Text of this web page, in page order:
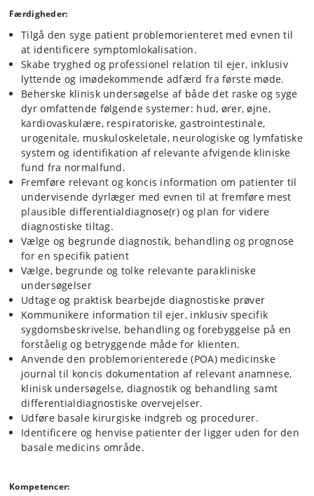
kommunikation og øvelse i hospitalets elektroniske journalsystem.
b) Klinisk praksis medicin - almen modtagelsen:Den studerende
modtager og undersøger patienterne. Under supervision og i samråd
med dyrlæge diagnosticerer og behandler den studerende medicinske
patienter med sygdomsproblemer der forekommer i almen praksis.
Studerende foretager vaccinationer, sundhedsundersøgelser og
udfylder pas og attester i samarbejde med dyrlægen. Under
supervision af enten dyrlæge eller veterinærsygeplejerske vil den
studerende trænes i udtagelse af parakliniske tests, hvor muligt,
herunder fx blodprøver, urinopsamling, øresvab, tapetests og
finnålsaspirater. De studerende har desuden i samråd med dyrlægen
kontakt med de syge dyrs ejere. Sammen med de undervisende
dyrlæger i almen medicin vil de studerende samle op på patientforløb
ved stuegange, emnegennemgange og diskussion af aktuelle
patienter.
c) Kirurgisk praksis - modtagelsen og elektive operationer:
af disse to uger vil der være en kombination af elektive operationer
samt kirurgisk modtagelse. Ved elektive operationer udfører den
studerende almen kirurgiske procedurer inklusiv tandbehandling og
elektiv kirurgi (kastrationer, sterilisationer) på hunde og katte under
tæt supervision af den undervisende dyrlæge. I kirurgisk modtagelse
kan forventes konsultationer med påkrævet almen kirurgi, f.eks. sår,
bylder, afrevet klo og kontroller efter kirurgiske procedurer
mv. Sammen med de undervisende dyrlæger i kirurgi vil de
studerende samle op på patientforløb ved stuegange,
emnegennemgange og diskussion af aktuelle patienter.
d) Casearbejde: Den studerende arbejder med medicinske og
kirurgiske eLearning cases, hvor evnen til klinisk at ræsonnere trænes,
overvejelser. De studerende vil arbejde på disse cases hjemme eller i
Færdigheder:
Tilgå den syge patient problemorienteret med evnen til
at identificere symptomlokalisation.
Skabe tryghed og professionel relation til ejer, inklusiv
lyttende og imødekommende adfærd fra første møde.
Beherske klinisk undersøgelse af både det raske og syge
dyr omfattende følgende systemer: hud, ører, øjne,
kardiovaskulære, respiratoriske, gastrointestinale,
urogenitale, muskuloskeletale, neurologiske og lymfatiske
system og identifikation af relevante afvigende kliniske
fund fra normalfund.
Fremføre relevant og koncis information om patienter til
undervisende dyrlæger med evnen til at fremføre mest
plausible differentialdiagnose(r) og plan for videre
diagnostiske tiltag.
Vælge og begrunde diagnostik, behandling og prognose
for en specifik patient
Vælge, begrunde og tolke relevante parakliniske
undersøgelser
Udtage og praktisk bearbejde diagnostiske prøver
Kommunikere information til ejer, inklusiv specifik
sygdomsbeskrivelse, behandling og forebyggelse på en
forståelig og betryggende måde for klienten.
Anvende den problemorienterede (POA) medicinske
journal til koncis dokumentation af relevant anamnese,
klinisk undersøgelse, diagnostik og behandling samt
differentialdiagnostiske overvejelser.
Udføre basale kirurgiske indgreb og procedurer.
Identificere og henvise patienter der ligger uden for den
basale medicins område.
Kompetencer: